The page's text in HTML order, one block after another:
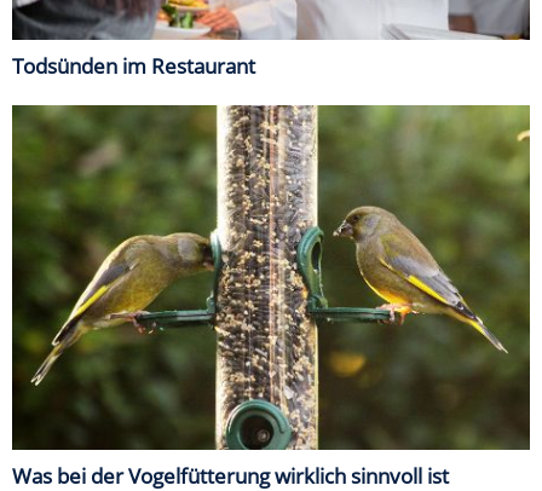
Todsünden im Restaurant
Was bei der Vogelfütterung wirklich sinnvoll ist